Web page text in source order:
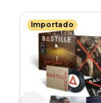
Importado